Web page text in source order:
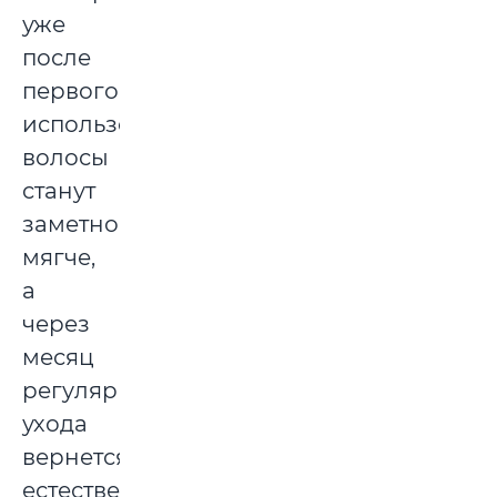
уже
после
первого
использования
волосы
станут
заметно
мягче,
а
через
месяц
регулярного
ухода
вернется
естественный